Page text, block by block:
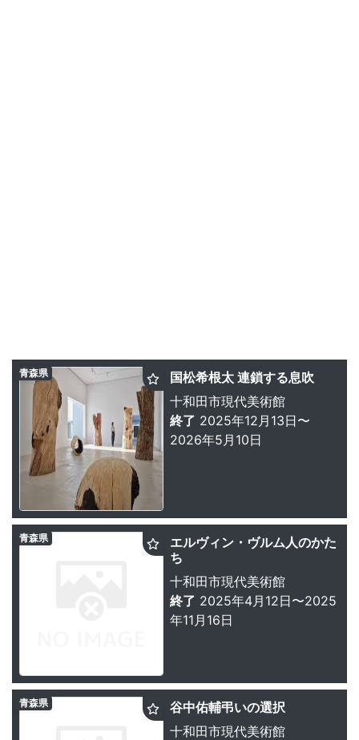
国松希根太 連鎖する息吹
十和田市現代美術館
終了 2025年12月13日〜
2026年5月10日
青森県
エルヴィン・ヴルム人のかた
ち
十和田市現代美術館
終了 2025年4月12日〜2025
年11月16日
青森県
谷中佑輔弔いの選択
十和田市現代美術館
青森県